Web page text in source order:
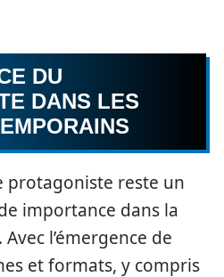
DU
DANS LES
protagoniste reste un
importance dans la
l’émergence de
et formats, y compris